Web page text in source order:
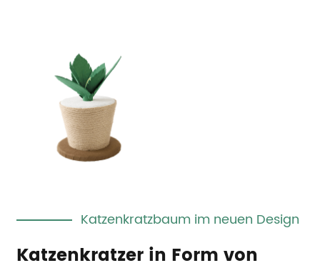
Katzenkratzbaum im neuen Design
Katzenkratzer in Form von